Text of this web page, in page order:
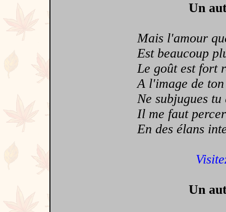
Un
Mais l'amour
Est beaucoup
Le goût est fort
A l'image de
Ne subjugues tu
Il me faut percer
En des élans
Un